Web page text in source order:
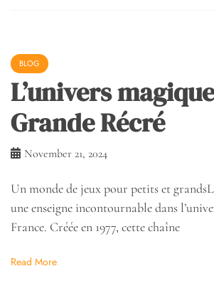
BLOG
L’univers
Grande Récré
November 21, 2024
Un monde de jeux pour petits et
une enseigne incontournable dans
France. Créée en 1977, cette chaîne
Read More